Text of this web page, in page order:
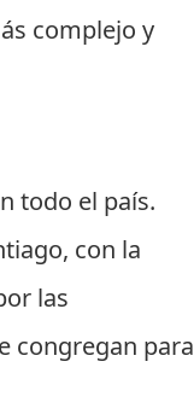
complejo y
todo el país.
con la
las
congregan para